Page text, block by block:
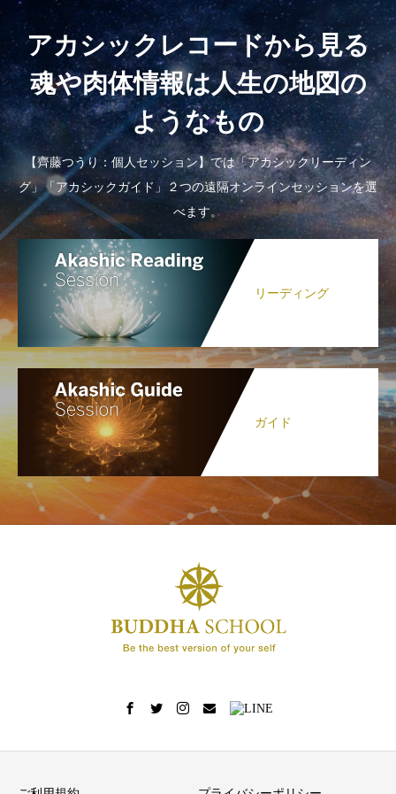
アカシックレコードから見る
魂や肉体情報は人生の地図の
ようなもの
【齊藤つうり：個人セッション】では「アカシックリーディン
グ」「アカシックガイド」２つの遠隔オンラインセッションを選
べます。
リーディング
ガイド